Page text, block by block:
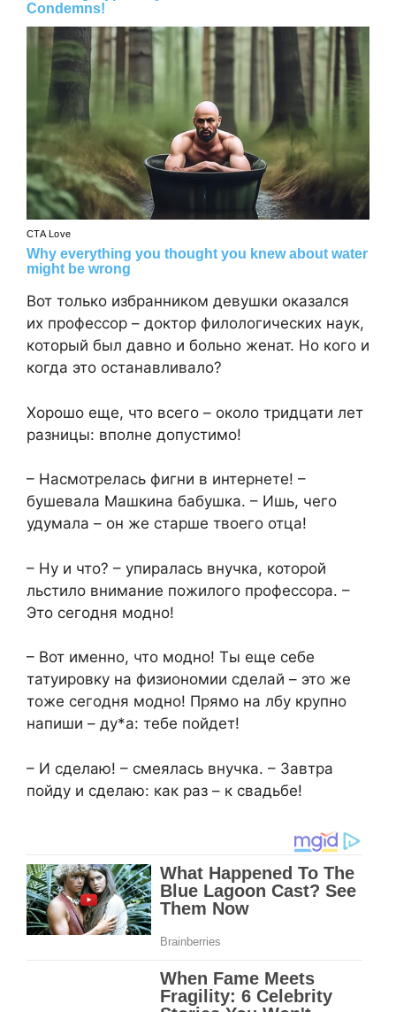
Вот только избранником девушки оказался
их профессор – доктор филологических наук,
который был давно и больно женат. Но кого и
когда это останавливало?
Хорошо еще, что всего – около тридцати лет
разницы: вполне допустимо!
– Насмотрелась фигни в интернете! –
бушевала Машкина бабушка. – Ишь, чего
удумала – он же старше твоего отца!
– Ну и что? – упиралась внучка, которой
льстило внимание пожилого профессора. –
Это сегодня модно!
– Вот именно, что модно! Ты еще себе
татуировку на физиономии сделай – это же
тоже сегодня модно! Прямо на лбу крупно
напиши – ду*а: тебе пойдет!
– И сделаю! – смеялась внучка. – Завтра
пойду и сделаю: как раз – к свадьбе!